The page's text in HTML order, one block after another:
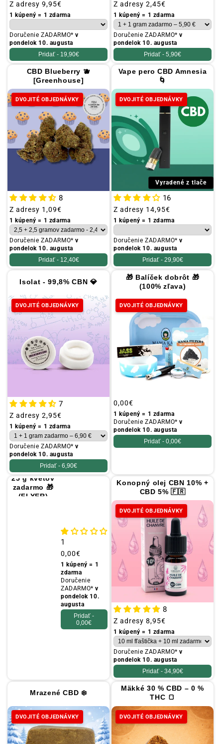
Obvyklá
cena
Z adresy 9,95€
1 kúpený = 1 zdarma
Doručenie ZADARMO*v
pondelok 10. augusta
Pridať - 19,90€
Obvyklá
cena
Z adresy 2,45€
1 kúpený = 1 zdarma
Doručenie ZADARMO*v
pondelok 10. augusta
Pridať - 5,90€
CBD Blueberry 🫐
[Greenhouse]
DVOJITÉ OBJEDNÁVKY
8
Obvyklá
cena
Z adresy 1,09€
1 kúpený = 1 zdarma
Doručenie ZADARMO*v
pondelok 10. augusta
Pridať - 12,40€
Vape pero CBD Amnesia
🌀
DVOJITÉ OBJEDNÁVKY
Vyradené z tlače
16
Obvyklá
cena
Z adresy 14,95€
1 kúpený = 1 zdarma
Doručenie ZADARMO*v
pondelok 10. augusta
Pridať - 29,90€
Isolat - 99,8% CBN 💎
DVOJITÉ OBJEDNÁVKY
7
Obvyklá
cena
Z adresy 2,95€
1 kúpený = 1 zdarma
Doručenie ZADARMO*v
pondelok 10. augusta
Pridať - 6,90€
🎁 Balíček dobrôt 🎁
(100% zľava)
DVOJITÉ OBJEDNÁVKY
Obvyklá
cena
0,00€
1 kúpený = 1 zdarma
Doručenie ZADARMO*v
pondelok 10. augusta
Pridať - 0,00€
25 g kvetov
zadarmo 🎁
(FLYER)
1
Obvyklá
cena
0,00€
1 kúpený = 1
zdarma
Doručenie
ZADARMO*v
pondelok 10.
augusta
Pridať -
0,00€
Konopný olej CBN 10% +
CBD 5% 🇫🇷
DVOJITÉ OBJEDNÁVKY
8
Obvyklá
cena
Z adresy 8,95€
1 kúpený = 1 zdarma
Doručenie ZADARMO*v
pondelok 10. augusta
Pridať - 34,90€
Mrazené CBD ❄️
DVOJITÉ OBJEDNÁVKY
Mäkké 30 % CBD – 0 %
THC 🍞
DVOJITÉ OBJEDNÁVKY